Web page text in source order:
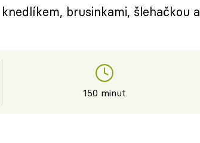
brusinkami, šlehačkou a
150 minut